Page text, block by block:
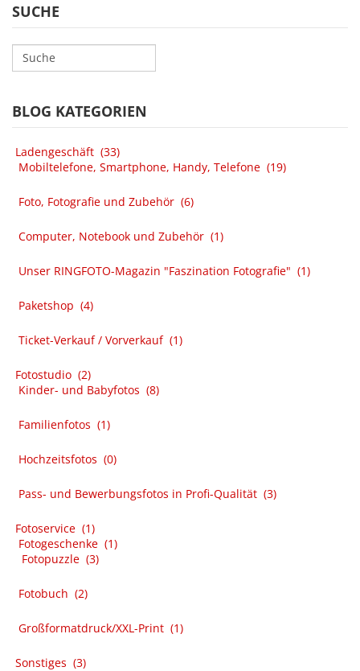
SUCHE
BLOG KATEGORIEN
Ladengeschäft (33)
Mobiltelefone, Smartphone, Handy, Telefone (19)
Foto, Fotografie und Zubehör (6)
Computer, Notebook und Zubehör (1)
Unser RINGFOTO-Magazin "Faszination Fotografie" (1)
Paketshop (4)
Ticket-Verkauf / Vorverkauf (1)
Fotostudio (2)
Kinder- und Babyfotos (8)
Familienfotos (1)
Hochzeitsfotos (0)
Pass- und Bewerbungsfotos in Profi-Qualität (3)
Fotoservice (1)
Fotogeschenke (1)
Fotopuzzle (3)
Fotobuch (2)
Großformatdruck/XXL-Print (1)
Sonstiges (3)